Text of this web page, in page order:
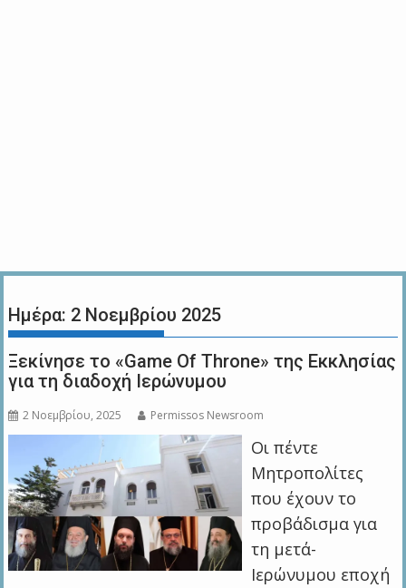
Ημέρα: 2 Νοεμβρίου 2025
Ξεκίνησε το «Game Οf Throne» της Εκκλησίας
για τη διαδοχή Ιερώνυμου
2 Νοεμβρίου, 2025 Permissos Newsroom
Οι πέντε
Μητροπολίτες
που έχουν το
προβάδισμα για
τη μετά-
Ιερώνυμου εποχή